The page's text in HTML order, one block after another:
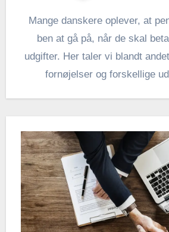
Mange danskere oplever, at
ben at gå på, når de skal
udgifter. Her taler vi blandt
fornøjelser og forskellige